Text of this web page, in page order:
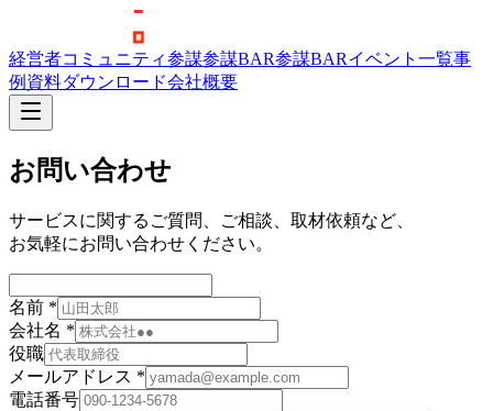
経営者コミュニティ参謀参謀BAR参謀BARイベント一覧事
例 資料ダウンロード会社概要
お問い合わせ
サービスに関するご質問、ご相談、取材依頼など、
お気軽にお問い合わせください。
名前 *
会社名 *
役職
メールアドレス *
電話番号